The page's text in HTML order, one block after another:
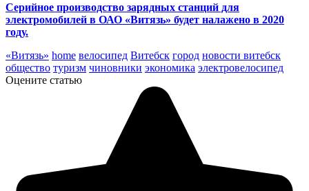
Серийное производство зарядных станций для
электромобилей в ОАО «Витязь» будет налажено в 2020
году.
«Витязь» home велосипед Витебск город новости витебск
общество туризм чиновники экономика электровелосипед
Оцените статью